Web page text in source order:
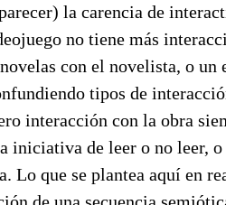
la carencia de
no tiene más
con el novelista, o un
tipos de
interacción con la obra
iniciativa de leer o no leer,
que se plantea aquí en